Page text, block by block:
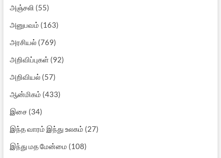
அஞ்சலி (55)
அனுபவம் (163)
அரசியல்(769)
அறிவிப்புகள்(92)
அறிவியல்(57)
ஆன்மிகம் (433)
இசை(34)
இந்த வாரம் இந்து உலகம் (27)
இந்து மத மேன்மை (108)